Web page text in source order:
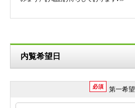
内覧希望日
必須 第一希望